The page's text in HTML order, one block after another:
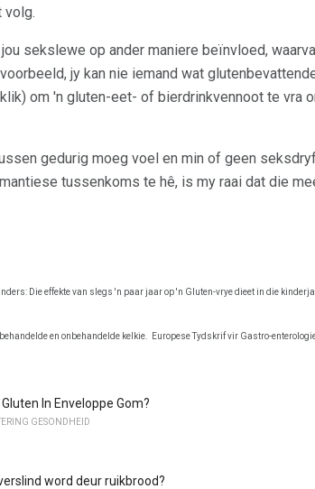
volg.
sekslewe op ander maniere beïnvloed,
jy kan nie iemand wat
om 'n gluten-eet- of bierdrinkvennoot te vra
gedurig moeg voel en min of geen
tussenkoms te hê, is my raai dat die
Die effekte van slegs 'n paar jaar op 'n Gluten-vrye dieet in die
en onbehandelde kelkie. Europese Tydskrif vir Gastro-
Gluten In Enveloppe Gom?
GESONDHEID
word deur ruikbrood?